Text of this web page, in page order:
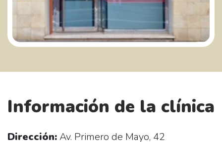
Información de la clínica
Dirección:Av. Primero de Mayo, 42